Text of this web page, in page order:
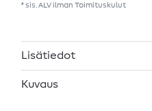
* sis. ALV ilman Toimituskulut
Lisätiedot
Kuvaus